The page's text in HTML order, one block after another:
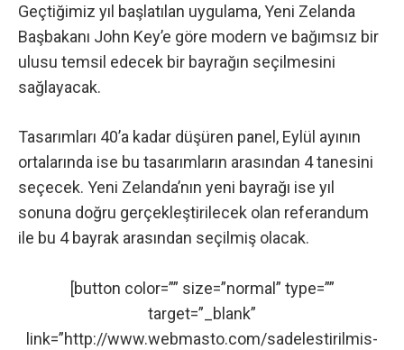
Geçtiğimiz yıl başlatılan uygulama, Yeni Zelanda
Başbakanı John Key’e göre modern ve bağımsız bir
ulusu temsil edecek bir bayrağın seçilmesini
sağlayacak.
Tasarımları 40’a kadar düşüren panel, Eylül ayının
ortalarında ise bu tasarımların arasından 4 tanesini
seçecek. Yeni Zelanda’nın yeni bayrağı ise yıl
sonuna doğru gerçekleştirilecek olan referandum
ile bu 4 bayrak arasından seçilmiş olacak.
[button color=”” size=”normal” type=””
target=”_blank”
link=”http://www.webmasto.com/sadelestirilmis-